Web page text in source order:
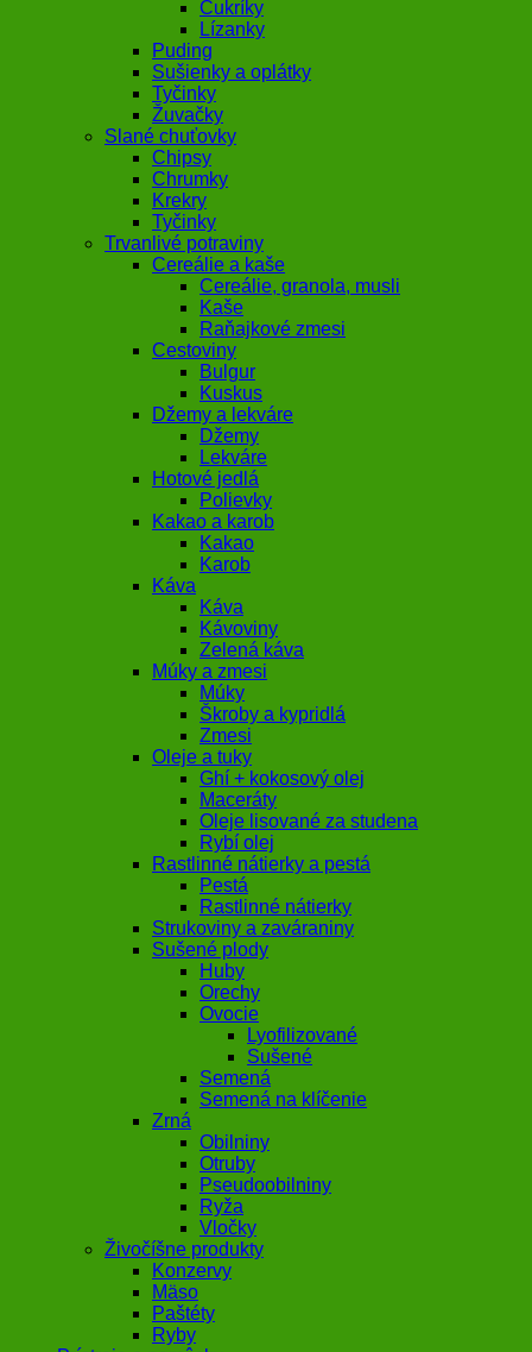
Cukríky
Lízanky
Puding
Sušienky a oplátky
Tyčinky
Žuvačky
Slané chuťovky
Chipsy
Chrumky
Krekry
Tyčinky
Trvanlivé potraviny
Cereálie a kaše
Cereálie, granola, musli
Kaše
Raňajkové zmesi
Cestoviny
Bulgur
Kuskus
Džemy a lekváre
Džemy
Lekváre
Hotové jedlá
Polievky
Kakao a karob
Kakao
Karob
Káva
Káva
Kávoviny
Zelená káva
Múky a zmesi
Múky
Škroby a kypridlá
Zmesi
Oleje a tuky
Ghí + kokosový olej
Maceráty
Oleje lisované za studena
Rybí olej
Rastlinné nátierky a pestá
Pestá
Rastlinné nátierky
Strukoviny a zaváraniny
Sušené plody
Huby
Orechy
Ovocie
Lyofilizované
Sušené
Semená
Semená na klíčenie
Zrná
Obilniny
Otruby
Pseudoobilniny
Ryža
Vločky
Živočíšne produkty
Konzervy
Mäso
Paštéty
Ryby